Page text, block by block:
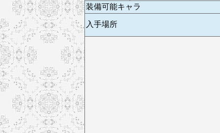
装備可能キャラ
入手場所